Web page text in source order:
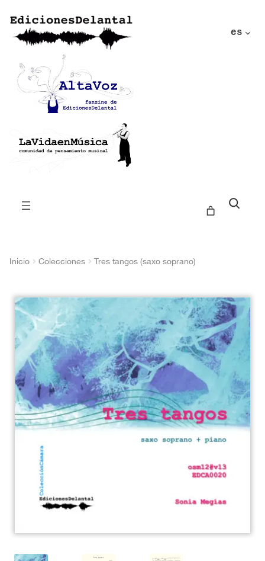
es
Buscar
Inicio Colecciones Tres tangos (saxo soprano)